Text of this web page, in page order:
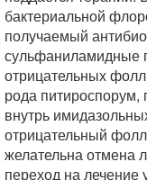
бактериальной
получаемый
сульфаниламидные
отрицательных
рода питироспорум,
внутрь
отрицательный
желательна отмена
переход на лечение